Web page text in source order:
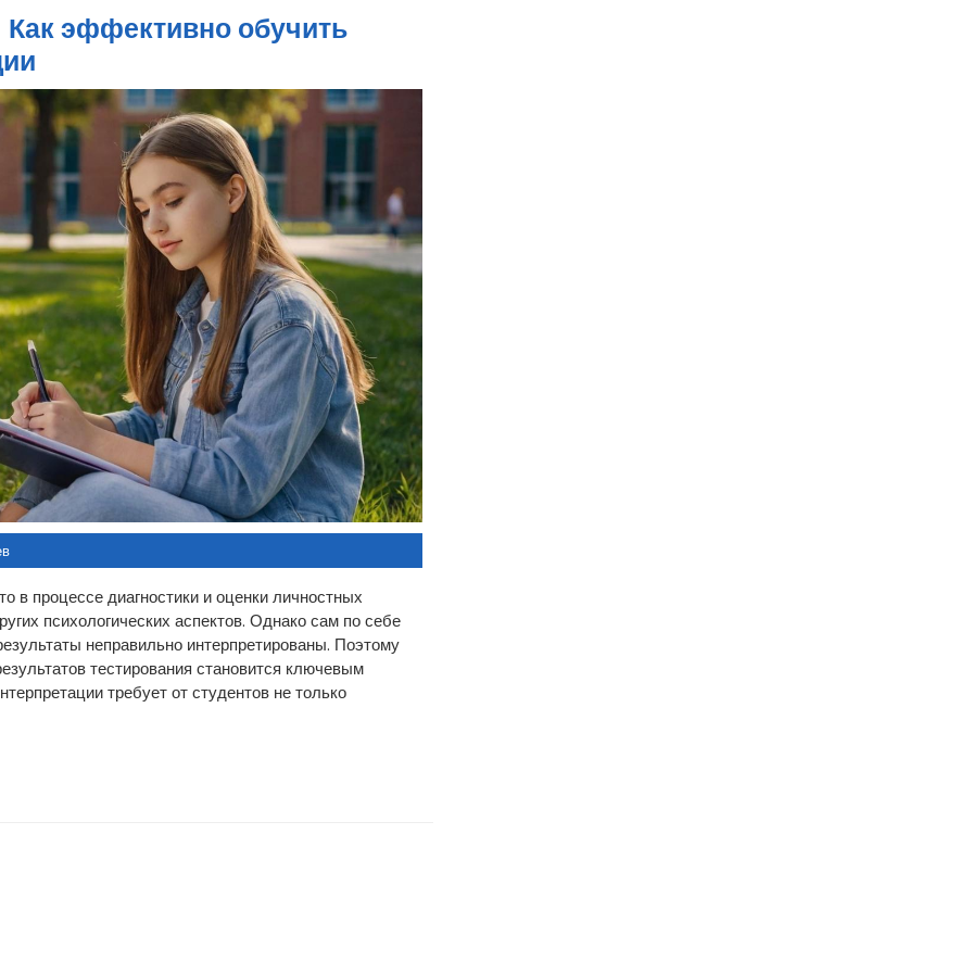
эффективно обучить
в процессе диагностики и оценки личностных
психологических аспектов. Однако сам по себе
неправильно интерпретированы. Поэтому
тестирования становится ключевым
требует от студентов не только